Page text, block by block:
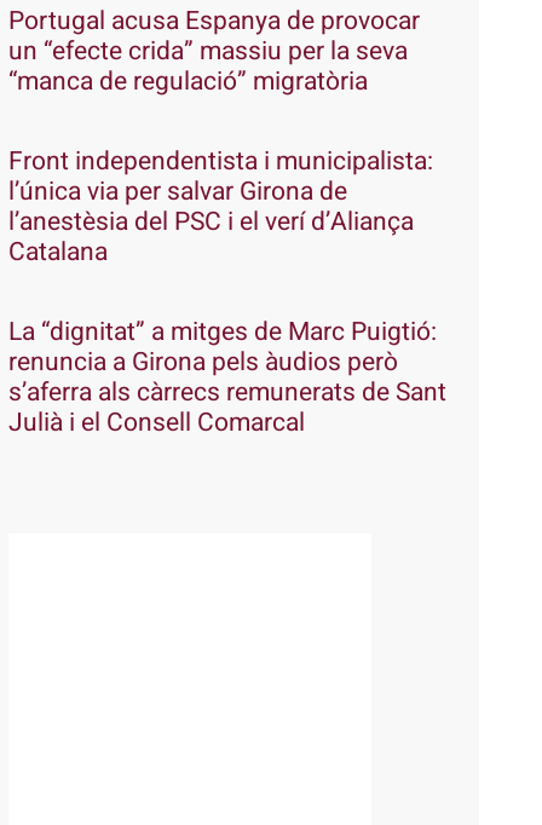
Portugal acusa Espanya de provocar
un “efecte crida” massiu per la seva
“manca de regulació” migratòria
Front independentista i municipalista:
l’única via per salvar Girona de
l’anestèsia del PSC i el verí d’Aliança
Catalana
La “dignitat” a mitges de Marc Puigtió:
renuncia a Girona pels àudios però
s’aferra als càrrecs remunerats de Sant
Julià i el Consell Comarcal